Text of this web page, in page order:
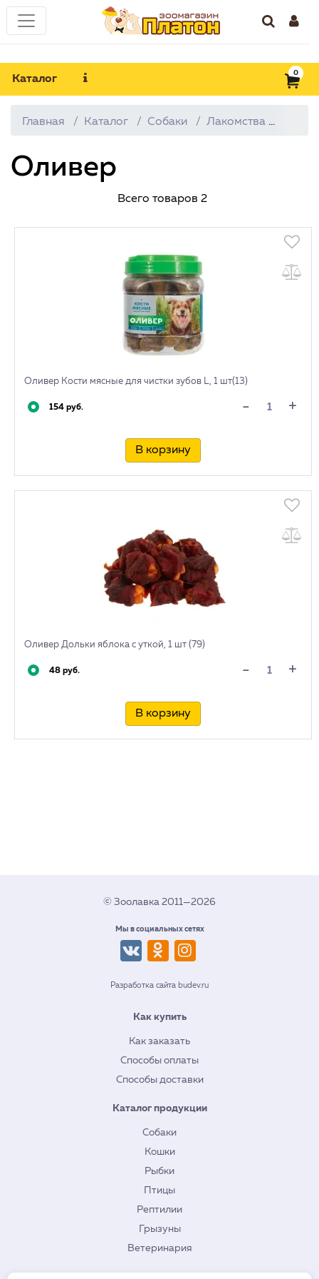
Каталог
0
Главная Каталог Собаки Лакомства
Оливер
Всего товаров 2
Оливер Кости мясные для чистки зубов L, 1 шт(13)
154 руб. - +
В корзину
Оливер Дольки яблока с уткой, 1 шт (79)
48 руб. - +
В корзину
© Зоолавка 2011—2026
Мы в социальных сетях
Разработка сайта budev.ru
Как купить
Как заказать
Способы оплаты
Способы доставки
Каталог продукции
Собаки
Кошки
Рыбки
Птицы
Рептилии
Грызуны
Ветеринария